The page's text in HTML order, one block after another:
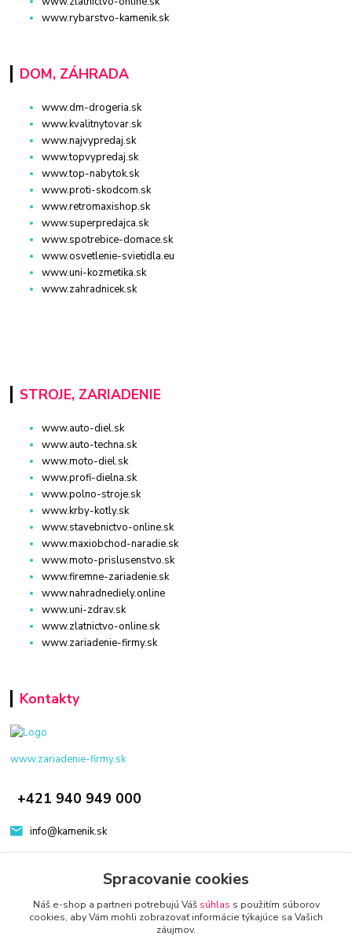
www.rybarstvo-kamenik.sk
DOM, ZÁHRADA
www.dm-drogeria.sk
www.kvalitnytovar.sk
www.najvypredaj.sk
www.topvypredaj.sk
www.top-nabytok.sk
www.proti-skodcom.sk
www.retromaxishop.sk
www.superpredajca.sk
www.spotrebice-domace.sk
www.osvetlenie-svietidla.eu
www.uni-kozmetika.sk
www.zahradnicek.sk
STROJE, ZARIADENIE
www.auto-diel.sk
www.auto-techna.sk
www.moto-diel.sk
www.profi-dielna.sk
www.polno-stroje.sk
www.krby-kotly.sk
www.stavebnictvo-online.sk
www.maxiobchod-naradie.sk
www.moto-prislusenstvo.sk
www.firemne-zariadenie.sk
www.nahradnediely.online
www.uni-zdrav.sk
www.zlatnictvo-online.sk
www.zariadenie-firmy.sk
Kontakty
www.zariadenie-firmy.sk
+421 940 949 000
info@kamenik.sk
Spracovanie cookies
Náš e-shop a partneri potrebujú Váš súhlas s použitím súborov
cookies, aby Vám mohli zobrazovať informácie týkajúce sa Vašich
záujmov.